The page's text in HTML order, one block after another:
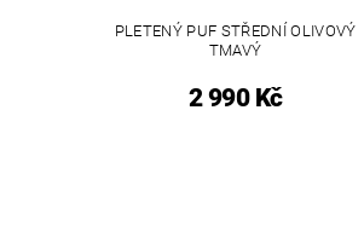
PLETENÝ PUF STŘEDNÍ OLIVOVÝ
TMAVÝ
2 990 Kč